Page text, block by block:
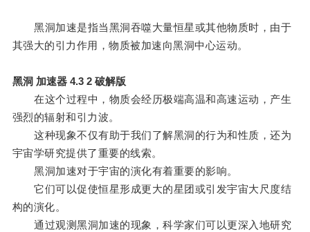
黑洞加速是指当黑洞吞噬大量恒星或其他物质时，由于
其强大的引力作用，物质被加速向黑洞中心运动。
黑洞 加速器 4.3 2 破解版
在这个过程中，物质会经历极端高温和高速运动，产生
强烈的辐射和引力波。
这种现象不仅有助于我们了解黑洞的行为和性质，还为
宇宙学研究提供了重要的线索。
黑洞加速对于宇宙的演化有着重要的影响。
它们可以促使恒星形成更大的星团或引发宇宙大尺度结
构的演化。
通过观测黑洞加速的现象，科学家们可以更深入地研究